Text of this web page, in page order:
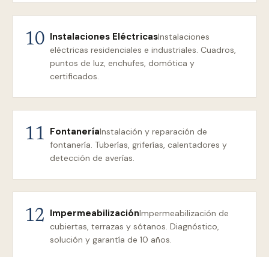
10 Instalaciones EléctricasInstalaciones
eléctricas residenciales e industriales. Cuadros,
puntos de luz, enchufes, domótica y
certificados.
11 FontaneríaInstalación y reparación de
fontanería. Tuberías, griferías, calentadores y
detección de averías.
12 ImpermeabilizaciónImpermeabilización de
cubiertas, terrazas y sótanos. Diagnóstico,
solución y garantía de 10 años.